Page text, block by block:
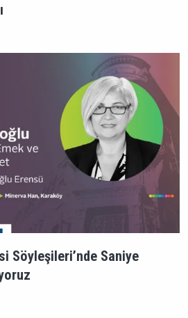
Söyleşileri’nde Saniye